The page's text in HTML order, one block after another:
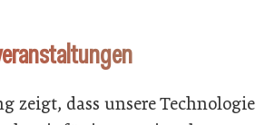
zeigt, dass unsere Technologie